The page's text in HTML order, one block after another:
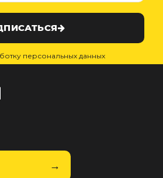
персональных данных